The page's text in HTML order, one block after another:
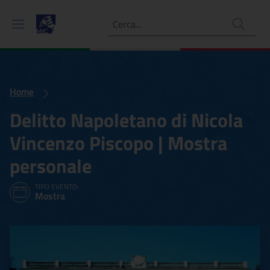
Ricerca
Home
Delitto Napoletano di Nicola
Vincenzo Piscopo | Mostra
personale
TIPO EVENTO:
Mostra